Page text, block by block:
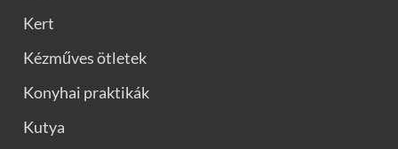
Kert
Kézműves ötletek
Konyhai praktikák
Kutya